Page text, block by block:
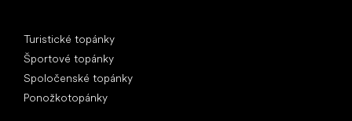
Turistické topánky
Športové topánky
Spoločenské topánky
Ponožkotopánky